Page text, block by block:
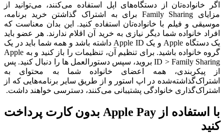
اگر خانواده‌تان از دستگاه‌های اپل استفاده می‌کنند، می‌توانید از
مزایای Family Sharing برای به اشتراک گذاشتن خرید برنامه،
موسیقی و فیلم با خانواده‌تان استفاده کنید. این بدان معناست که
افراد خانواده شما دیگر نیازی به خرید آن اقلام ندارند. هر عضو باید
یک دستگاه Apple و یک Apple ID داشته باشد و همه شما باید در یک
گروه خانواده باشید. برای تنظیم آن، تنظیمات را باز کنید و به Apple
ID > Family Sharing بروید، سپس دستورالعمل ها را دنبال کنید. پس
از پیکربندی، همه اعضای خانواده شما به محتوای به
اشتراک‌گذاشته‌شده در اپ استور و از طریق سایر برنامه‌هایی که از
اشتراک‌گذاری خانوادگی پشتیبانی می‌کنند، دسترسی خواهند داشت.
با استفاده از Apple Pay بدون کارت پرداخت
کنید